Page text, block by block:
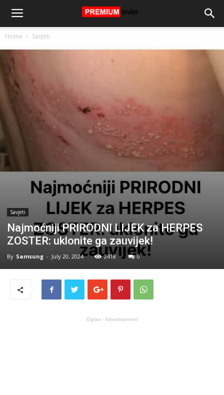
Home Savjeti
Savjeti
Najmoćniji PRIRODNI LIJEK za HERPES
ZOSTER: uklonite ga zauvijek!
By Samsung - July 20, 2024 2418 0
Oglasi - Advertisement